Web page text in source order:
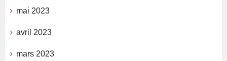
mai 2023
avril 2023
mars 2023